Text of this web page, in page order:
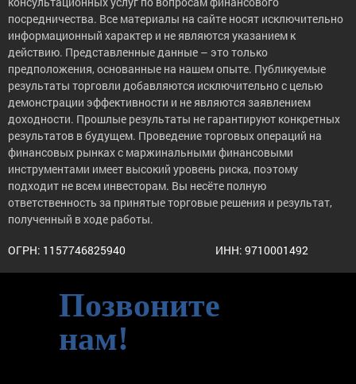
посредничества. Все материалы на сайте носят исключительно
информационный характер и не являются указанием к
действию. Представленные данные – это только
предположения, основанные на нашем опыте. Публикуемые
результаты торговли добавляются исключительно с целью
демонстрации эффективности и не являются заявлением
доходности. Прошлые результаты не гарантируют конкретных
результатов в будущем. Проведение торговых операций на
финансовых рынках с маржинальными финансовыми
инструментами имеет высокий уровень риска, поэтому
подходит не всем инвесторам. Вы несёте полную
ответственность за принятые торговые решения и результат,
полученный в ходе работы.
ОГРН: 1157746825940 ИНН: 9710001492
Позвоните
нам!